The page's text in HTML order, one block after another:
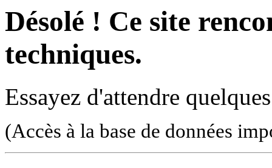
Désolé ! Ce site
techniques.
Essayez d'attendre
(Accès à la base de données